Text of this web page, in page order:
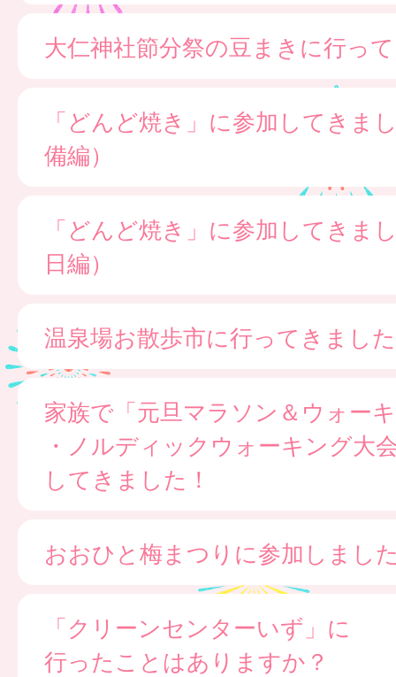
大仁神社節分祭の豆まきに行っ
「どんど焼き」に参加してきま
備編）
「どんど焼き」に参加してきま
日編）
温泉場お散歩市に行ってきました
家族で「元旦マラソン＆ウォー
・ノルディックウォーキング大
してきました！
おおひと梅まつりに参加しまし
「クリーンセンターいず」に
行ったことはありますか？